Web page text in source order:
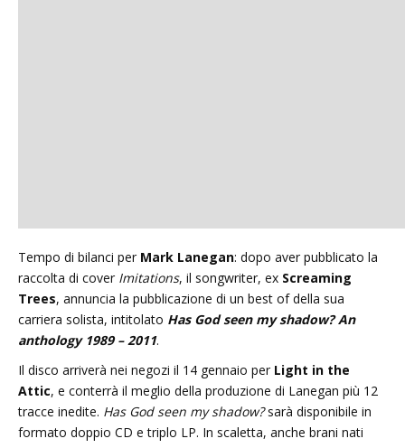
Tempo di bilanci per Mark Lanegan: dopo aver pubblicato la
raccolta di cover Imitations, il songwriter, ex Screaming
Trees, annuncia la pubblicazione di un best of della sua
carriera solista, intitolato Has God seen my shadow? An
anthology 1989 – 2011.
Il disco arriverà nei negozi il 14 gennaio per Light in the
Attic, e conterrà il meglio della produzione di Lanegan più 12
tracce inedite. Has God seen my shadow?sarà disponibile in
formato doppio CD e triplo LP. In scaletta, anche brani nati